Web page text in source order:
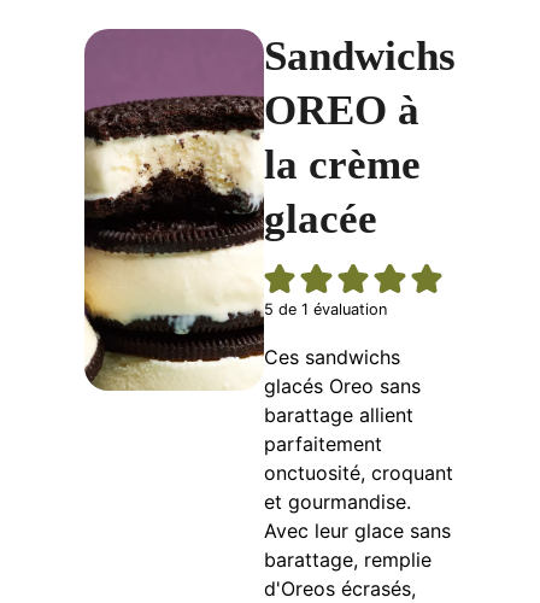
Sandwichs
OREO à
la crème
glacée
5 de 1 évaluation
Ces sandwichs
glacés Oreo sans
barattage allient
parfaitement
onctuosité, croquant
et gourmandise.
Avec leur glace sans
barattage, remplie
d'Oreos écrasés,